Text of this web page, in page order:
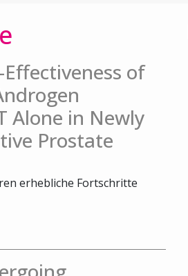
of
Alone in Newly
Prostate
erhebliche Fortschritte